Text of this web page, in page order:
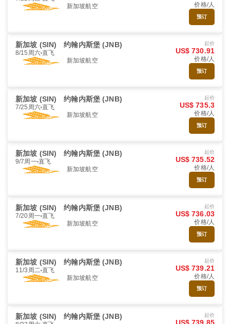
新加坡航空
价格/人
预订
新加坡 (SIN) 约翰内斯堡 (JNB)
8/15周六 直飞
新加坡航空
起价
US$ 730.91
价格/人
预订
新加坡 (SIN) 约翰内斯堡 (JNB)
7/25周六 直飞
新加坡航空
起价
US$ 735.3
价格/人
预订
新加坡 (SIN) 约翰内斯堡 (JNB)
9/7周一 直飞
新加坡航空
起价
US$ 735.52
价格/人
预订
新加坡 (SIN) 约翰内斯堡 (JNB)
7/20周一 直飞
新加坡航空
起价
US$ 736.03
价格/人
预订
新加坡 (SIN) 约翰内斯堡 (JNB)
11/3周二 直飞
新加坡航空
起价
US$ 739.21
价格/人
预订
新加坡 (SIN) 约翰内斯堡 (JNB) 起价